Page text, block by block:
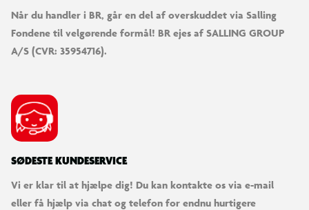
Når du handler i BR, går en del af overskuddet via Salling
Fondene til velgørende formål! BR ejes af SALLING GROUP
A/S (CVR: 35954716).
SØDESTE KUNDESERVICE
Vi er klar til at hjælpe dig! Du kan kontakte os via e-mail
eller få hjælp via chat og telefon for endnu hurtigere